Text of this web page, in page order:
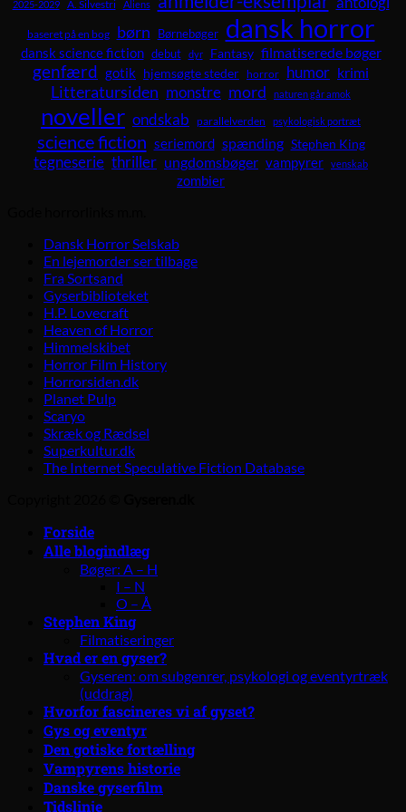
2025-2029 A. Silvestri Aliens
baseret på en bog børn Børnebøger dansk horror
dansk science fiction debut dyr Fantasy filmatiserede bøger
genfærd gotik hjemsøgte steder horror humor krimi
Litteratursiden monstre mord naturen går amok
noveller ondskab parallelverden psykologisk portræt
science fiction seriemord spænding Stephen King
tegneserie thriller ungdomsbøger vampyrer venskab
zombier
Dansk Horror Selskab
En lejemorder ser tilbage
Fra Sortsand
Gyserbiblioteket
H.P. Lovecraft
Heaven of Horror
Himmelskibet
Horror Film History
Horrorsiden.dk
Planet Pulp
Scaryo
Skræk og Rædsel
Superkultur.dk
The Internet Speculative Fiction Database
Forside
Alle blogindlæg
Bøger: A – H
I – N
O – Å
Stephen King
Filmatiseringer
Hvad er en gyser?
Gyseren: om subgenrer, psykologi og eventyrtræk
(uddrag)
Hvorfor fascineres vi af gyset?
Gys og eventyr
Den gotiske fortælling
Vampyrens historie
Danske gyserfilm
Tidslinje